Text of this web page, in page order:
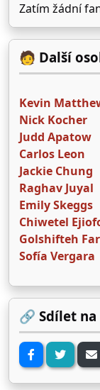
Zatím žádní
🧑 Další
Kevin
Nick Kocher
Judd Apatow
Carlos Leon
Jackie Chung
Raghav Juyal
Emily Skeggs
Chiwetel
Golshifteh
Sofía Vergara
🔗 Sdílet na